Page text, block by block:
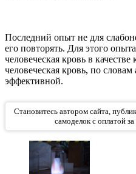
Последний опыт не для
его повторять. Для этого
человеческая кровь в
человеческая кровь, по словам
эффективной.
Становитесь автором сайта,
самоделок с оплатой за